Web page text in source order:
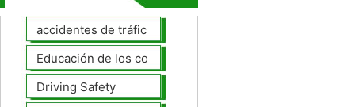
accidentes de tráfico
Educación de los conductores
Driving Safety